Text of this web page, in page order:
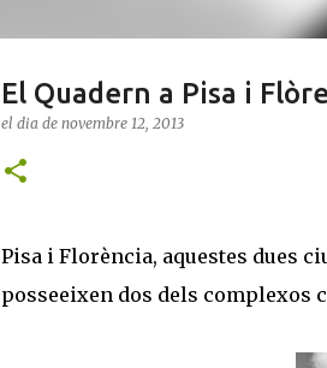
El Quadern a Pisa i
el dia de novembre 12, 2013
Pisa i Florència, aquestes dues
posseeixen dos dels complexos